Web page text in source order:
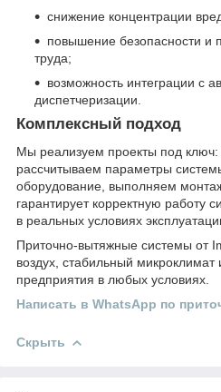
снижение концентрации
повышение безопасности и
труда;
возможность интеграции с
диспетчеризации.
Комплексный подход
Мы реализуем проекты под ключ:
рассчитываем параметры
оборудование, выполняем
гарантирует корректную работу
в реальных условиях
Приточно-вытяжные системы от
воздух, стабильный
предприятия в любых условиях.
Написать в WhatsApp по
Скрыть